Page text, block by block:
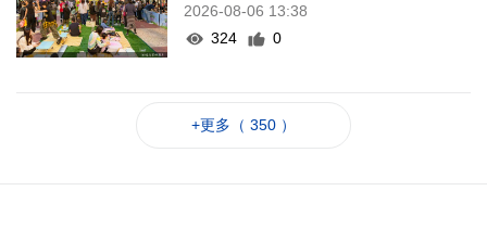
2026-08-06 13:38
324
0
+更多（ 350 ）